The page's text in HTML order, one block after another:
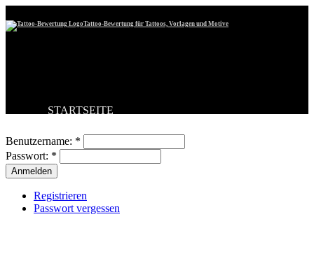
Tattoo-Bewertung für Tattoos, Vorlagen und Motive
STARTSEITE
BESTE TATTOOS
NEUESTE TATTOOS
KOMMENTARE
FORUM
Benutzername: *
Passwort: *
Registrieren
Passwort vergessen